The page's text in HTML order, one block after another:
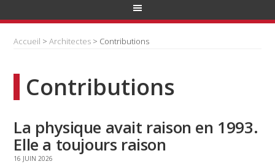
Accueil >Architectes > Contributions
Contributions
La physique avait raison en 1993.
Elle a toujours raison
16 JUIN 2026